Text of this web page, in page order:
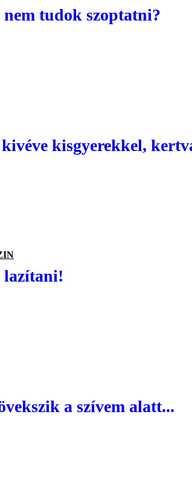
nem tudok szoptatni?
kisgyerekkel,
lazítani!
a szívem alatt...